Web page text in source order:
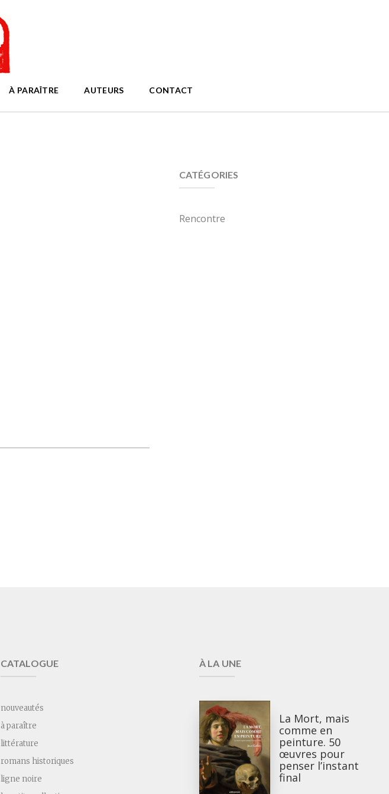
À PARAÎTRE AUTEURS CONTACT
CATÉGORIES
Rencontre
CATALOGUE
nouveautés
à paraître
littérature
romans historiques
ligne noire
À LA UNE
La Mort, mais
comme en
peinture. 50
œuvres pour
penser l’instant
final